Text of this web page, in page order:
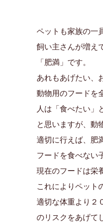
ペットも家族の一
飼い主さんが増え
「肥満」です。
あれもあげたい、
動物用のフードを
人は「食べたい」
と思いますが、動
適切に行えば、肥
フードを食べない
現在のフードは栄
これによりペット
適切な体重より２
のリスクをあげて